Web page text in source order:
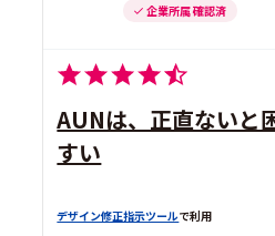
企業所属 確認済
AUNは、正直ないと
すい
デザイン修正指示ツールで利用